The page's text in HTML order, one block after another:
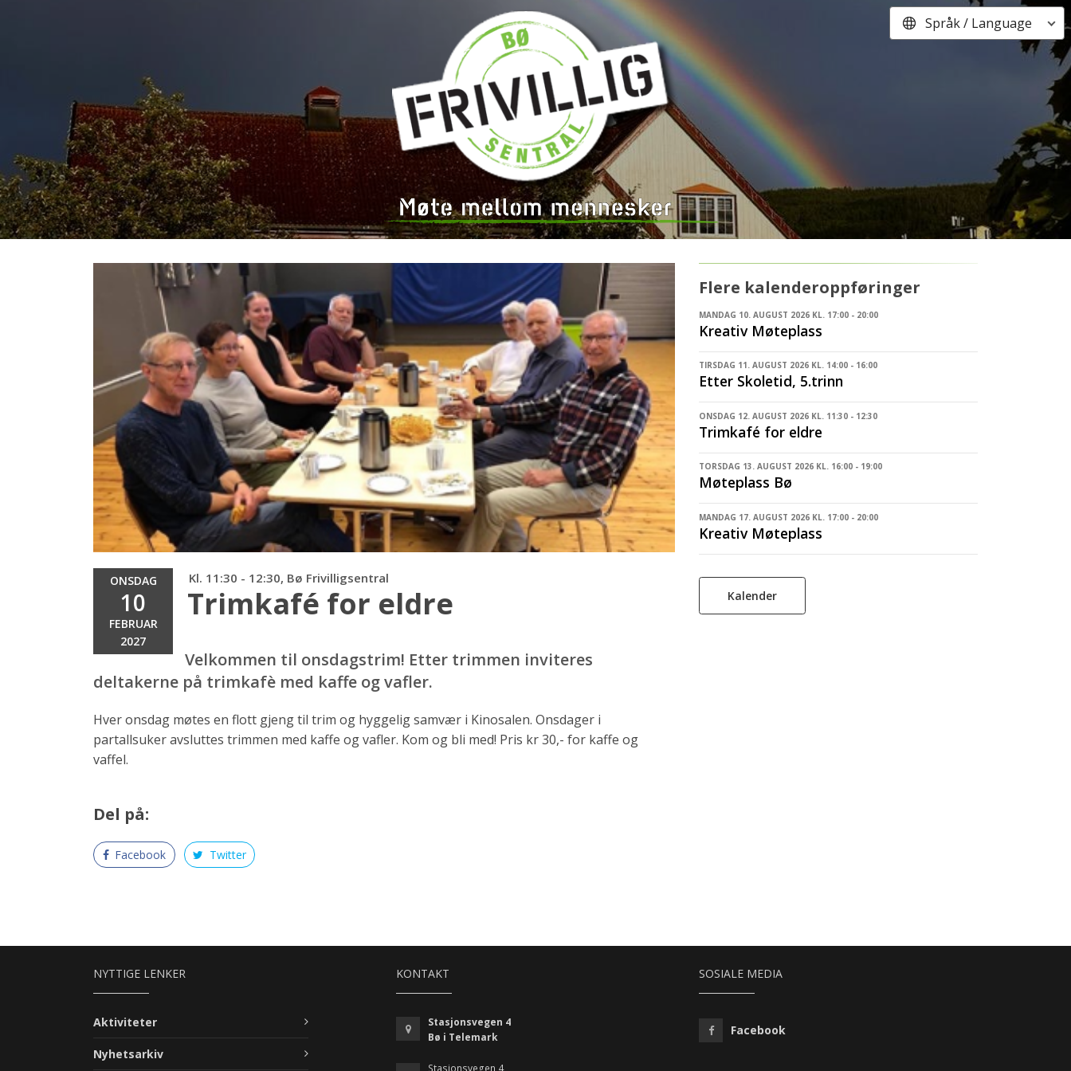
Språk / Language
ONSDAG
10
FEBRUAR
2027
Kl. 11:30 - 12:30, Bø Frivilligsentral
Trimkafé for eldre
Velkommen til onsdagstrim! Etter trimmen inviteres
deltakerne på trimkafè med kaffe og vafler.
Hver onsdag møtes en flott gjeng til trim og hyggelig samvær i Kinosalen. Onsdager i
partallsuker avsluttes trimmen med kaffe og vafler. Kom og bli med! Pris kr 30,- for kaffe og
vaffel.
Del på:
Facebook Twitter
Flere kalenderoppføringer
MANDAG 10. AUGUST 2026 KL. 17:00 - 20:00
Kreativ Møteplass
TIRSDAG 11. AUGUST 2026 KL. 14:00 - 16:00
Etter Skoletid, 5.trinn
ONSDAG 12. AUGUST 2026 KL. 11:30 - 12:30
Trimkafé for eldre
TORSDAG 13. AUGUST 2026 KL. 16:00 - 19:00
Møteplass Bø
MANDAG 17. AUGUST 2026 KL. 17:00 - 20:00
Kreativ Møteplass
Kalender
NYTTIGE LENKER
Aktiviteter
Nyhetsarkiv
KONTAKT
Stasjonsvegen 4
Bø i Telemark
Stasjonsvegen 4
SOSIALE MEDIA
Facebook